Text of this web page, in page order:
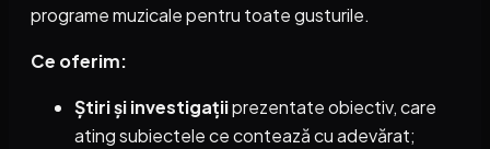
programe muzicale pentru toate gusturile.
Ce oferim:
Știri și investigațiiprezentate obiectiv, care
ating subiectele ce contează cu adevărat;